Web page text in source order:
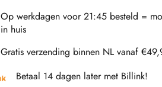
Op werkdagen voor 21:45 besteld =
in huis
Gratis verzending binnen NL vanaf
Betaal 14 dagen later met Billink!